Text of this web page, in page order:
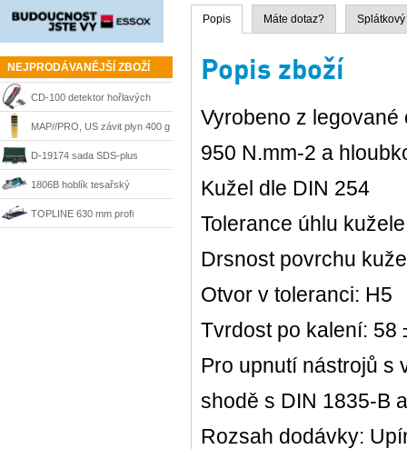
NEJPRODÁVANĚJŠÍ ZBOŽÍ
CD-100 detektor hořlavých
plynů Ridgid 36163
MAP//PRO, US závit plyn 400 g
Bernzomatic
D-19174 sada SDS-plus
sekáče a vrtáky Makita
1806B hoblík tesařský
velkoplošný 170 mm Makita
TOPLINE 630 mm profi
Popis Máte dotaz?
Popis zboží
Vyrobeno z
950 N.mm-2 a
Kužel dle DIN 254
Tolerance úhlu
Drsnost povrchu
Otvor v toleranci: H5
Tvrdost po kalení: 58
Pro upnutí nástrojů s
shodě s DIN 1835-B
Rozsah dodávky: